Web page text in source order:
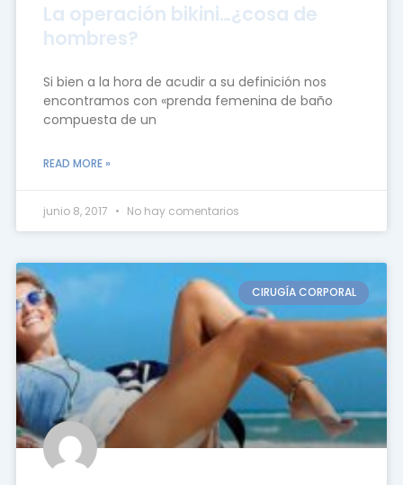
La operación bikini…¿cosa de
hombres?
Si bien a la hora de acudir a su definición nos
encontramos con «prenda femenina de baño
compuesta de un
READ MORE »
junio 8, 2017 No hay comentarios
CIRUGÍA CORPORAL